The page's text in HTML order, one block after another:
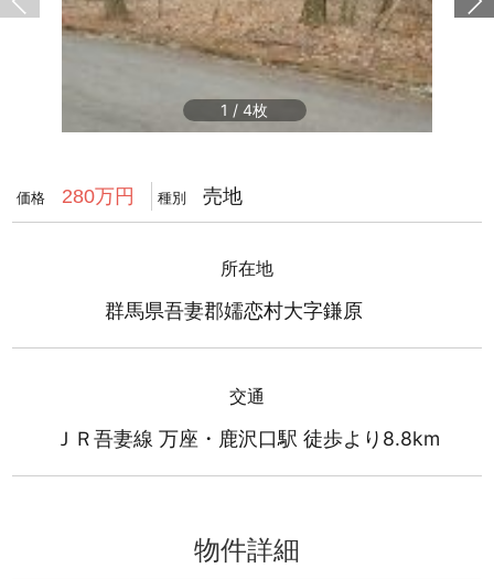
1 /4
価格 280万円 種別 売地
所在地
群馬県吾妻郡嬬恋村大字鎌原
交通
ＪＲ吾妻線 万座・鹿沢口駅 徒歩より8.8km
物件詳細